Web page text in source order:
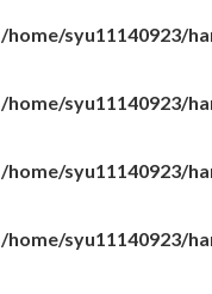
/home/syu11140923/
/home/syu11140923/
/home/syu11140923/
/home/syu11140923/